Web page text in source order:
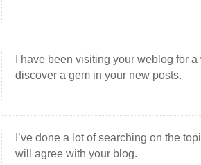
I have been visiting your weblog for
discover a gem in your new posts.
I’ve done a lot of searching on the
will agree with your blog.